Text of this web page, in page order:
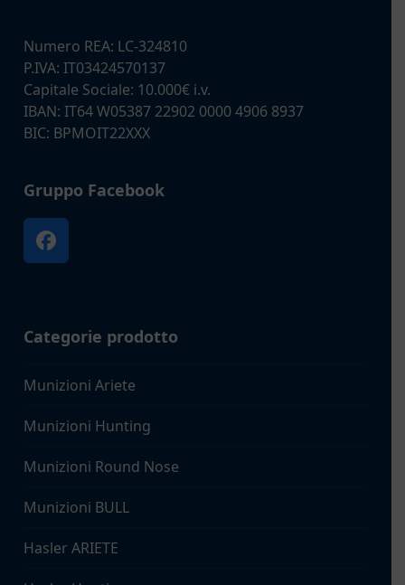
Numero REA: LC-324810
P.IVA: IT03424570137
Capitale Sociale: 10.000€ i.v.
IBAN: IT64 W05387 22902 0000 4906 8937
BIC: BPMOIT22XXX
Gruppo Facebook
Facebook
Categorie prodotto
Munizioni Ariete
Munizioni Hunting
Munizioni Round Nose
Munizioni BULL
Hasler ARIETE